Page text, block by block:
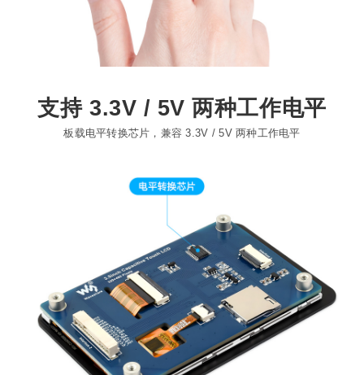
支持 3.3V / 5V 两种工作电平
板载电平转换芯片，兼容 3.3V / 5V 两种工作电平